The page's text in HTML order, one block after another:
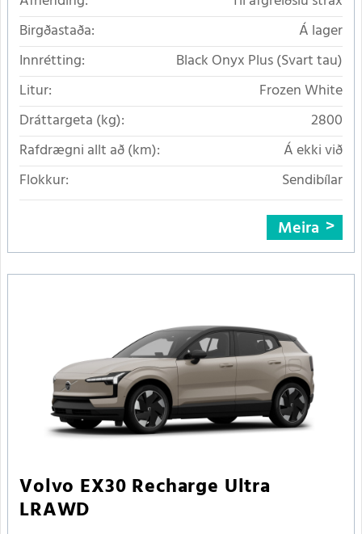
Birgðastaða:
Á lager
Innrétting:
Black Onyx Plus (Svart tau)
Litur:
Frozen White
Dráttargeta (kg):
2800
Rafdrægni allt að (km):
Á ekki við
Flokkur:
Sendibílar
Meira
Volvo EX30 Recharge Ultra
LRAWD